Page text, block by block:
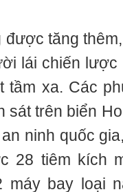
tăng
lái chiến
tầm xa. Các
sát trên biển
ninh quốc
28 tiêm kích
máy bay loại